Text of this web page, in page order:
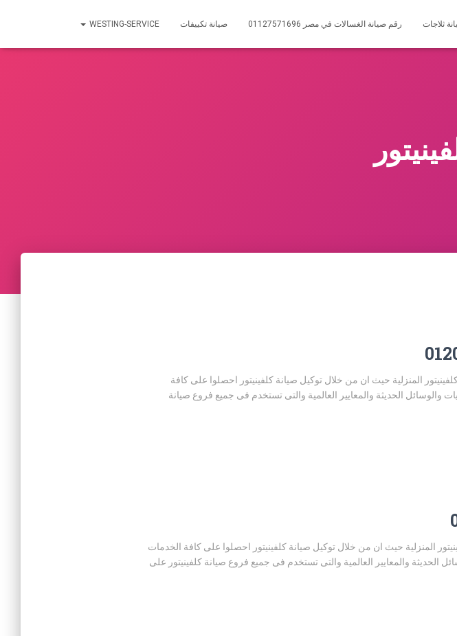
ثلاجات رقم صيانة الغسالات في مصر 01127571696 صيانة تكييفات WESTING-SERVICE
اهلا ومرحبا بكم فى توكيل صيانة كلفينيتور المنزلية حيث ان من خلال توكيل صيانة كلفينيتور احصلوا على كافة
الحديثة والمعايير العالمية والتى تستخدم فى جميع فروع صيانة
بكم فى توكيل صيانة كلفينيتور المنزلية حيث ان من خلال توكيل صيانة كلفينيتور احصلوا على كافة الخدمات
والمعايير العالمية والتى تستخدم فى جميع فروع صيانة كلفينيتور على